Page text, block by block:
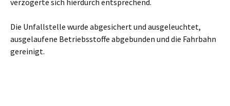
verzögerte sich hierdurch entsprechend.
Die Unfallstelle wurde abgesichert und ausgeleuchtet,
ausgelaufene Betriebsstoffe abgebunden und die Fahrbahn
gereinigt.